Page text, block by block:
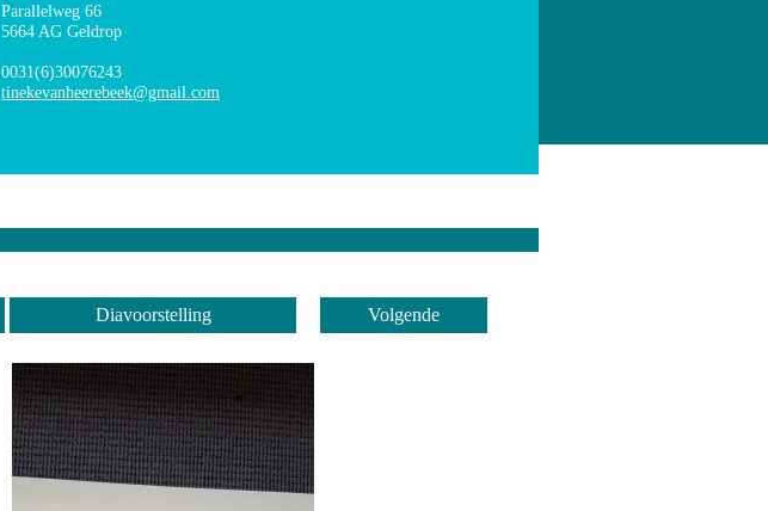
Parallelweg 66
5664 AG Geldrop
0031(6)30076243
tinekevanheerebeek@gmail .com
Diavoorstelling Volgende